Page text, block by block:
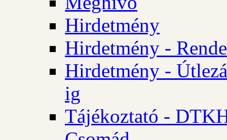
Hirdetmény
Hirdetmény -
Hirdetmény -
ig
Tájékoztató -